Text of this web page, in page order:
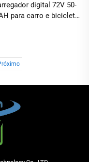
digital 72V 50-
para carro e bicicleta